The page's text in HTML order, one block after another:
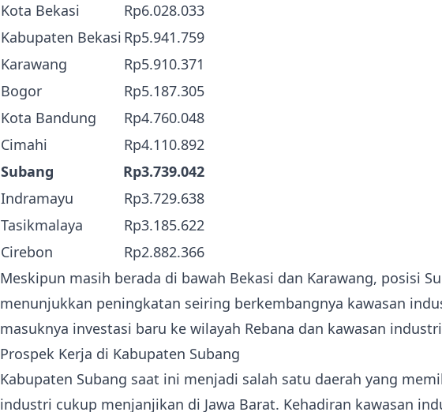
Kota Bekasi
Rp6.028.033
Kabupaten Bekasi Rp5.941.759
Karawang
Rp5.910.371
Bogor
Rp5.187.305
Kota Bandung
Rp4.760.048
Cimahi
Rp4.110.892
Subang
Rp3.739.042
Indramayu
Rp3.729.638
Tasikmalaya
Rp3.185.622
Cirebon
Rp2.882.366
Meskipun masih berada di bawah Bekasi dan Karawang, posisi
menunjukkan peningkatan seiring berkembangnya kawasan
masuknya investasi baru ke wilayah Rebana dan kawasan
Prospek Kerja di Kabupaten Subang
Kabupaten Subang saat ini menjadi salah satu daerah yang
industri cukup menjanjikan di Jawa Barat. Kehadiran kawasan